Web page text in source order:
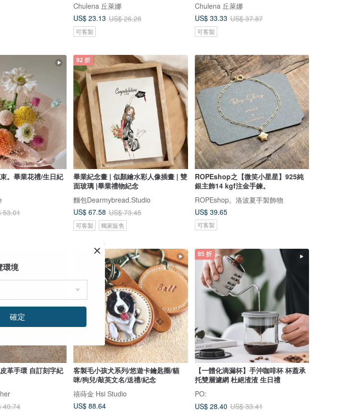
Chulena 丘萊娜
US$ 23.13 US$ 26.28
可客製
Chulena 丘萊娜
US$ 33.33 US$ 37.87
可客製
。畢業花禮/生日紀
53.01
92 折
畢業紀念畫 | 似顏繪水彩人像插畫 | 雙
面玻璃 |畢業禮物紀念
麵包Dearmybread.Studio
US$ 67.58 US$ 73.45
可客製 獨家販售
ROPEshop之【微笑小星星】925純
銀主飾14 kgf注金手鍊。
ROPEshop。洛波夏手製飾物
US$ 39.65
可客製
革手環 自訂刻字紀
40.74
客製毛小孩犬系列/悠遊卡鑰匙圈/貓
咪/狗兒/敲英文名/送禮/紀念
禧蒔金 Hsi Studio
US$ 88.64
85 折
【一體化滴漏杯】手沖咖啡杯 杯蓋承
托雙層濾網 杜絕渣渣 生日禮
PO:
US$ 28.40 US$ 33.41
環境
確定